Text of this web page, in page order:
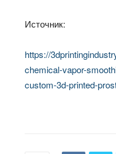
Источник:
https://
chemical-vapor-
custom-3d-printed-